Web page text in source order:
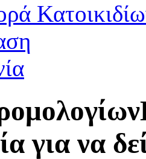
για να